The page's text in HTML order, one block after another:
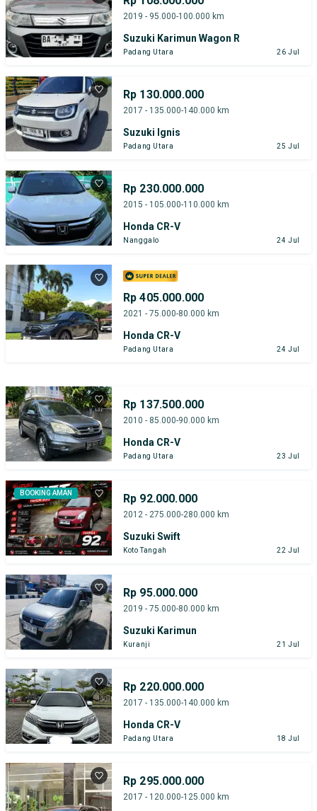
2019 - 95.000-100.000 km
Suzuki Karimun Wagon R
Padang Utara 26 Jul
Rp 130.000.000
2017 - 135.000-140.000 km
Suzuki Ignis
Padang Utara 25 Jul
Rp 230.000.000
2015 - 105.000-110.000 km
Honda CR-V
Nanggalo 24 Jul
Rp 405.000.000
2021 - 75.000-80.000 km
Honda CR-V
Padang Utara 24 Jul
Rp 137.500.000
2010 - 85.000-90.000 km
Honda CR-V
Padang Utara 23 Jul
BOOKING AMAN Rp 92.000.000
2012 - 275.000-280.000 km
Suzuki Swift
Koto Tangah 22 Jul
Rp 95.000.000
2019 - 75.000-80.000 km
Suzuki Karimun
Kuranji 21 Jul
Rp 220.000.000
2017 - 135.000-140.000 km
Honda CR-V
Padang Utara 18 Jul
Rp 295.000.000
2017 - 120.000-125.000 km